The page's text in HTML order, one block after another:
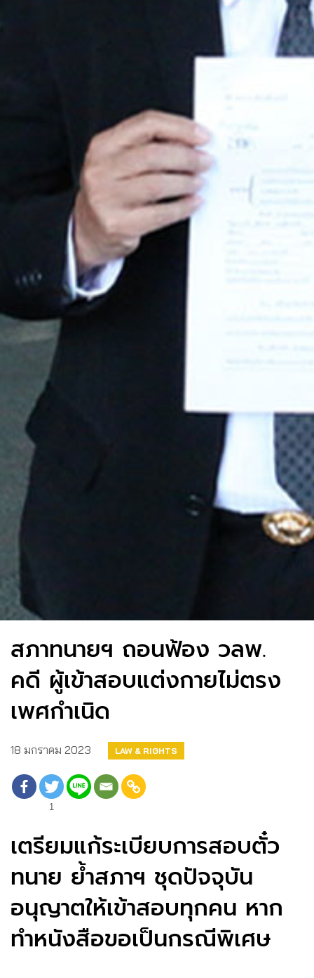
สภาทนายฯ ถอนฟ้อง วลพ.
คดี ผู้เข้าสอบแต่งกายไม่ตรง
เพศกำเนิด
18 มกราคม 2023 LAW & RIGHTS
1
เตรียมแก้ระเบียบการสอบตั๋ว
ทนาย ย้ำสภาฯ ชุดปัจจุบัน
อนุญาตให้เข้าสอบทุกคน หาก
ทำหนังสือขอเป็นกรณีพิเศษ